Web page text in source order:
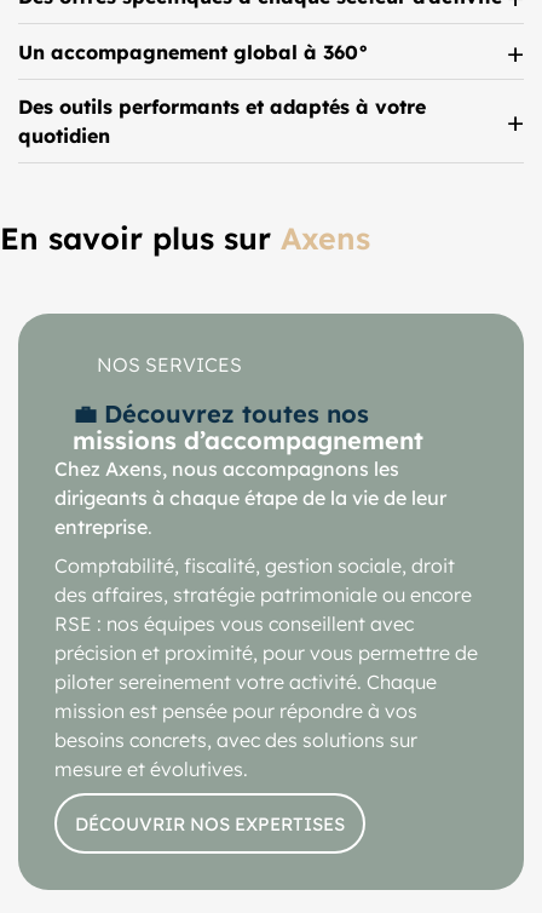
Un accompagnement global à 360°
Des outils performants et adaptés à votre
quotidien
En savoir plus sur Axens
NOS SERVICES
💼 Découvrez toutes nos
missions d’accompagnement
Chez Axens, nous accompagnons les
dirigeants à chaque étape de la vie de leur
entreprise.
Comptabilité, fiscalité, gestion sociale, droit
des affaires, stratégie patrimoniale ou encore
RSE : nos équipes vous conseillent avec
précision et proximité, pour vous permettre de
piloter sereinement votre activité. Chaque
mission est pensée pour répondre à vos
besoins concrets, avec des solutions sur
mesure et évolutives.
DÉCOUVRIR NOS EXPERTISES